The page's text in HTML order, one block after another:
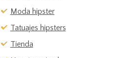
Moda hipster
Tatuajes hipsters
Tienda